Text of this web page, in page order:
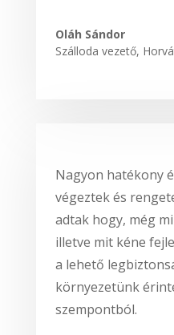
Oláh Sándor
Szálloda vezető,
Nagyon hatékony
végeztek és
adtak hogy, még
illetve mit kéne
a lehető
környezetünk
szempontból.